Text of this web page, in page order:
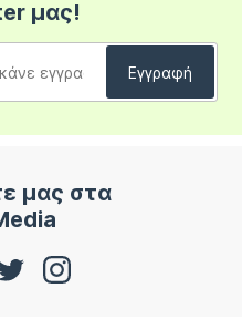
μας!
μας στα